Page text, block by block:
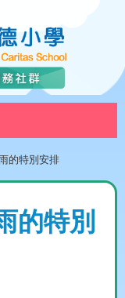
的特別安排
的特別